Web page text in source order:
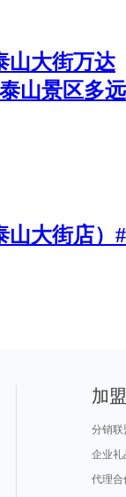
山大街万达
山景区多远
山大街店）#
加
分销联
企业礼
代理合